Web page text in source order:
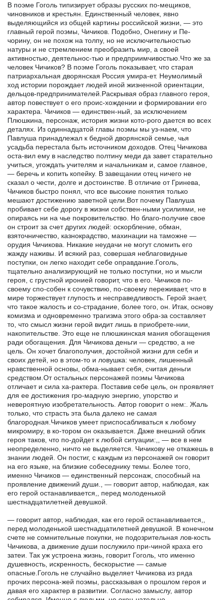
В поэме Гоголь типизирует образы русских по-мещиков,
чиновников и крестьян. Единственный человек, явно
выделяющийся из общей картины российской жизни, — это
главный герой поэмы, Чичиков. Подобно, Онегину и Пе-
чорину, он не похож на толпу, но не исключительностью
натуры и не стремлением преобразить мир, а своей
активностью, деятельнос-тью и предприимчивостью.Что же за
человек Чичиков? В поэме Гоголь показывает, что старая
патриархальная дворянская Россия умира-ет. Неумолимый
ход истории порождает людей иной жизненной ориентации,
дельцов-предпринимателей.Раскрывая образ главного героя,
автор повествует о его проис-хождении и формировании его
характера. Чичиков — единствен-ный, за исключением
Плюшкина, персонаж, история жизни кото-рого дается во всех
деталях. Из одиннадцатой главы поэмы мы уз-наем, что
Павлуша принадлежал к бедной дворянской семье, чья
усадьба перестала быть источником доходов. Отец Чичикова
оста-вил ему в наследство полтину меди да завет старательно
учиться, угождать учителям и начальникам и, самое главное,
— беречь и копить копейку. В завещании отец ничего не
сказал о чести, долге и достоинстве. В отличие от Гринева,
Чичиков быстро понял, что все высокие понятия только
мешают достижению заветной цели.Вот почему Павлуша
пробивает себе дорогу в жизни собствен-ными усилиями, не
опираясь ни на чье покровительство. Но благо-получие свое
он строит за счет других людей: оскорбление, обман,
взяточничество, казнокрадство, махинации на таможне —
орудия Чичикова. Никакие неудачи не могут сломить его
жажду наживы. И всякий раз, совершая неблаговидные
поступки, он легко находит себе оправдание.Гоголь,
тщательно анализирующий не только поступки, но и мысли
героя, с грустной иронией говорит, что в его. Чичиков по-
своему спо-собен к сочувствию, по-своему переживает, что в
мире торжествует глупость и несправедливость. Герой знает,
что такое жалость и со-страдание, более того, он. Итак, основу
комизма и одновременно трагизма этого обра-за составляет
то, что смысл жизни герой видит лишь в приобрете-нии,
накопительстве. Это еще не плюшкинская мания обогащения
ради обогащения. Для Чичикова деньги — средство, а не
цель. Он хочет благополучия, достойной жизни для себя и
своих детей, но в этом-то и ловушка: человек, лишенный
нравственной основы, обма-нывает себя, считая деньги
средством.От остальных персонажей поэмы Чичикова
отличает и сила ха-рактера. Поставив себе цель, он проявляет
для ее достижения гро-мадную энергию, упорство и
невероятную изобретательность. Автор говорит о нем:. Жаль
только, что страсть эта была далеко не самая
благородная.Чичиков умеет приспосабливаться к любому
микромиру, в ко-тором он оказывается. Даже внешний облик
героя таков, что по-дойдет к любой ситуации:,, — все в нем
неопределенно, ничто не выделяется. Чичикову не откажешь в
знании людей. Он постиг, с каждым из персонажей он говорит
на его языке, на близкие собеседнику темы. Более того,
именно Чичиков — единственный персонаж, способный на
проявление движений души., — говорит автор, наблюдая, как
его герой останавливается,, перед молоденькой
шестнадцатилетней девушкой.
— говорит автор, наблюдая, как его герой останавливается,,
перед молоденькой шестнадцатилетней девушкой. В конечном
счете не сомнительные покупки, не подозрительная лов-кость
Чичикова, а движение души послужило при-чиной краха его
затеи. Так уж устроена жизнь, говорит Гоголь, что именно
душевность, искренность, бескорыстие — самые
опасные.Гоголь не случайно выделяет Чичикова из ряда
прочих персона-жей поэмы, рассказывая о прошлом героя и
давая его характер в развитии. Согласно замыслу, автор